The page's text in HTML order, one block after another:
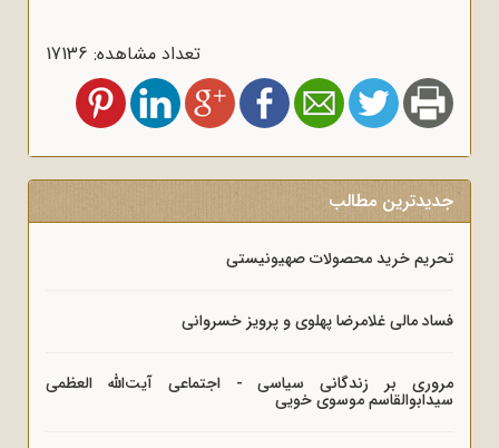
تعداد مشاهده: 17136
جدیدترین مطالب
تحریم خرید محصولات صهیونیستی
فساد مالی غلامرضا پهلوی و پرویز خسروانی
مروری بر زندگانی سیاسی - اجتماعی آیت‌الله العظمی
سیدابوالقاسم موسوی خویی